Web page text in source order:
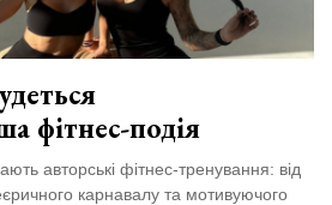
у
2026
фітнес-подія
авторські фітнес-тренування: від
карнавалу та мотивуючого